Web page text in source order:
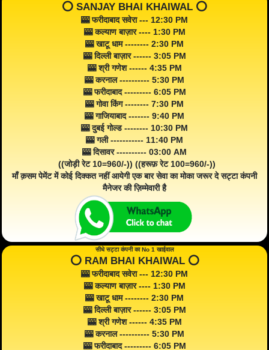
⭕️ SANJAY BHAI KHAIWAL ⭕️
🎰 फरीदाबाद सवेरा --- 12:30 PM
🎰 कल्याण बाज़ार ---- 1:30 PM
🎰 खाटू धाम -------- 2:30 PM
🎰 दिल्ली बाज़ार ------ 3:05 PM
🎰 श्री गणेश ------ 4:35 PM
🎰 करनाल ---------- 5:30 PM
🎰 फरीदाबाद --------- 6:05 PM
🎰 गोवा किंग -------- 7:30 PM
🎰 गाजियाबाद ------- 9:40 PM
🎰 दुबई गोल्ड -------- 10:30 PM
🎰 गली ----------- 11:40 PM
🎰 दिसावर ---------- 03:00 AM
((जोड़ी रेट 10=960/-)) ((हरूफ़ रेट 100=960/-))
माँ क़सम पेमेंट में कोई दिक्कत नहीं आयेगी एक बार सेवा का मोका जरूर दे सट्टा कंपनी
मैनेजर की ज़िम्मेवारी है
सीधे सट्टा कंपनी का No 1 खाईवाल
⭕️ RAM BHAI KHAIWAL ⭕️
🎰 फरीदाबाद सवेरा --- 12:30 PM
🎰 कल्याण बाज़ार ---- 1:30 PM
🎰 खाटू धाम -------- 2:30 PM
🎰 दिल्ली बाज़ार ------ 3:05 PM
🎰 श्री गणेश ------ 4:35 PM
🎰 करनाल ---------- 5:30 PM
🎰 फरीदाबाद --------- 6:05 PM